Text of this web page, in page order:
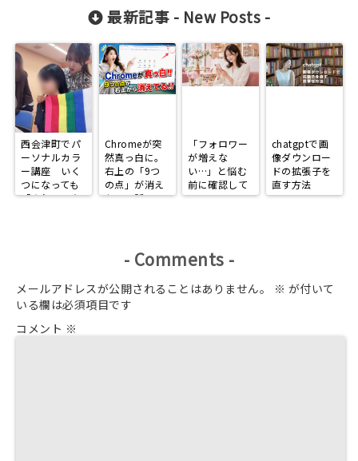
最新記事 - New Posts -
西会津町でパ
ーソナルカラ
ー講座 いく
つになっても
「きれいで在
Chromeが突
然真っ白に。
右上の「9つ
の点」が消え
た日の話
「フォロワー
が増えな
い…」と悩む
前に確認して
ほしい、
chatgptで画
像ダウンロー
ドの拡張子を
直す方法
- Comments -
メールアドレスが公開されることはありません。 ※ が付いて
いる欄は必須項目です
コメント ※